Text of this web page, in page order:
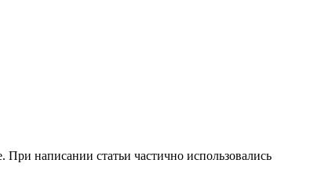
При написании статьи частично использовались